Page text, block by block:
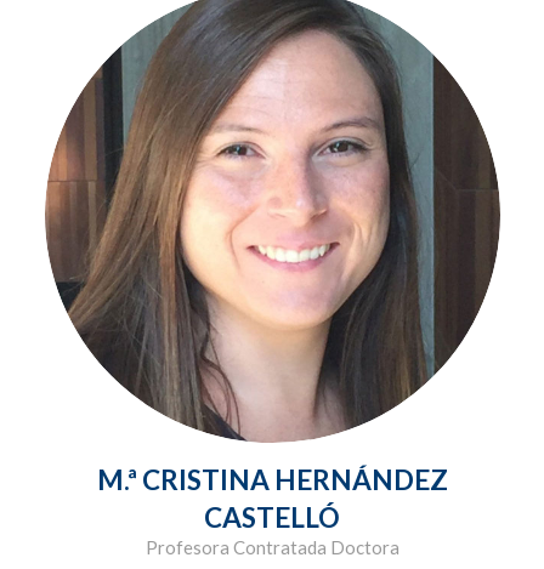
M.ª CRISTINA HERNÁNDEZ
CASTELLÓ
Profesora Contratada Doctora